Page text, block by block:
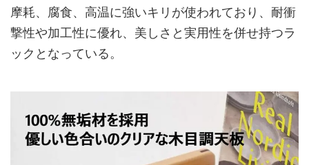
摩耗、腐食、高温に強いキリが使われており、耐衝
撃性や加工性に優れ、美しさと実用性を併せ持つラ
ックとなっている。